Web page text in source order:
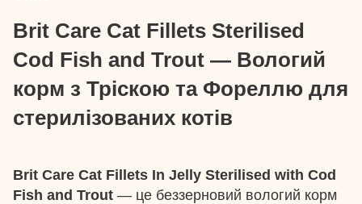
Brit Care Cat Fillets Sterilised
Cod Fish and Trout — Вологий
корм з Тріскою та Фореллю для
стерилізованих котів
Brit Care Cat Fillets In Jelly Sterilised with Cod
Fish and Trout — це беззерновий вологий корм